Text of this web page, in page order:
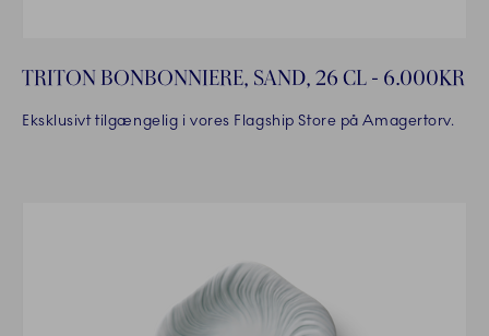
TRITON BONBONNIERE, SAND, 26 CL - 6.000KR
Eksklusivt tilgængelig i vores Flagship Store på Amagertorv.